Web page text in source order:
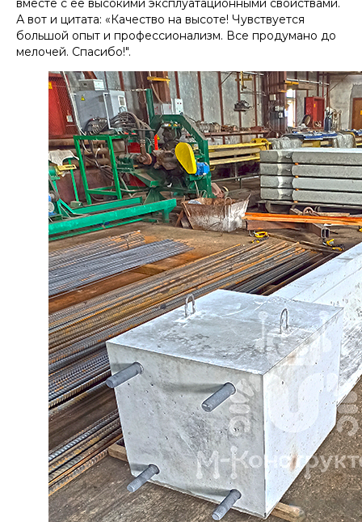
вместе с её высокими эксплуатационными свойствами.
А вот и цитата: «Качество на высоте! Чувствуется
большой опыт и профессионализм. Все продумано до
мелочей. Спасибо!".